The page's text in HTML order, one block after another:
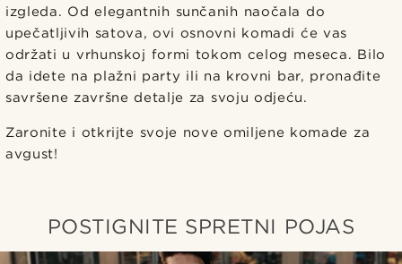
izgleda. Od elegantnih sunčanih naočala do
upečatljivih satova, ovi osnovni komadi će vas
održati u vrhunskoj formi tokom celog meseca. Bilo
da idete na plažni party ili na krovni bar, pronađite
savršene završne detalje za svoju odjeću.
Zaronite i otkrijte svoje nove omiljene komade za
avgust!
POSTIGNITE SPRETNI POJAS